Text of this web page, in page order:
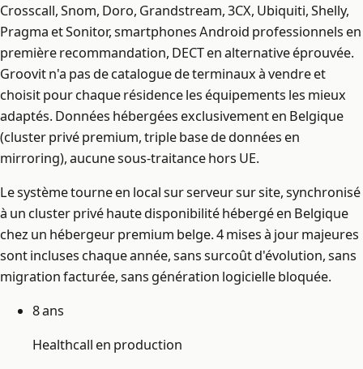
Crosscall, Snom, Doro, Grandstream, 3CX, Ubiquiti, Shelly,
Pragma et Sonitor, smartphones Android professionnels en
première recommandation, DECT en alternative éprouvée.
Groovit n'a pas de catalogue de terminaux à vendre et
choisit pour chaque résidence les équipements les mieux
adaptés. Données hébergées exclusivement en Belgique
(cluster privé premium, triple base de données en
mirroring), aucune sous-traitance hors UE.
Le système tourne en local sur serveur sur site, synchronisé
à un cluster privé haute disponibilité hébergé en Belgique
chez un hébergeur premium belge. 4 mises à jour majeures
sont incluses chaque année, sans surcoût d'évolution, sans
migration facturée, sans génération logicielle bloquée.
8 ans
Healthcall en production